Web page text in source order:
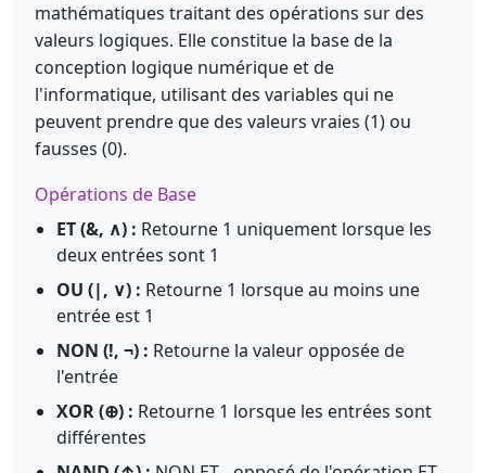
mathématiques traitant des opérations sur des
valeurs logiques. Elle constitue la base de la
conception logique numérique et de
l'informatique, utilisant des variables qui ne
peuvent prendre que des valeurs vraies (1) ou
fausses (0).
Opérations de Base
ET (&, ∧) : Retourne 1 uniquement lorsque les
deux entrées sont 1
OU (|, ∨) : Retourne 1 lorsque au moins une
entrée est 1
NON (!, ¬) : Retourne la valeur opposée de
l'entrée
XOR (⊕) : Retourne 1 lorsque les entrées sont
différentes